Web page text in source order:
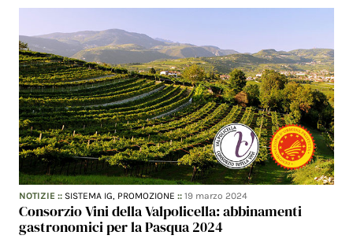
NOTIZIE :: SISTEMA IG, PROMOZIONE ::19 marzo 2024
Consorzio Vini della Valpolicella: abbinamenti
gastronomici per la Pasqua 2024